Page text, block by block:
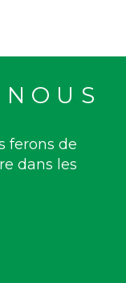
ferons de
dans les